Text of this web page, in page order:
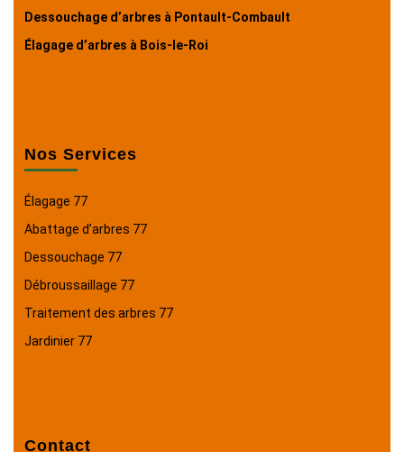
Dessouchage d’arbres à Pontault-Combault
Élagage d’arbres à Bois-le-Roi
Nos Services
Élagage 77
Abattage d’arbres 77
Dessouchage 77
Débroussaillage 77
Traitement des arbres 77
Jardinier 77
Contact